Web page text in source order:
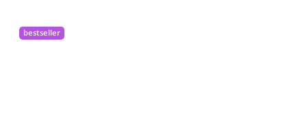
bestseller